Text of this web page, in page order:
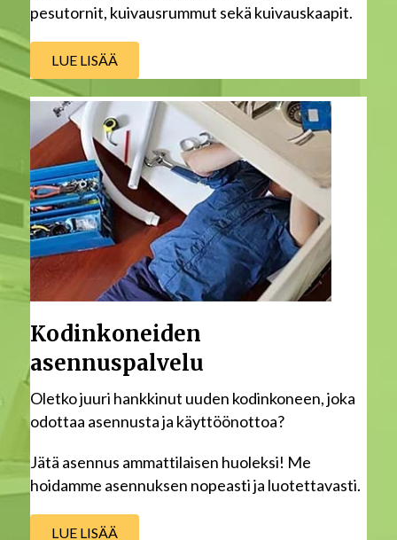
pesutornit, kuivausrummut sekä kuivauskaapit.
LUE LISÄÄ
Kodinkoneiden
asennuspalvelu
Oletko juuri hankkinut uuden kodinkoneen, joka
odottaa asennusta ja käyttöönottoa?
Jätä asennus ammattilaisen huoleksi! Me
hoidamme asennuksen nopeasti ja luotettavasti.
LUE LISÄÄ